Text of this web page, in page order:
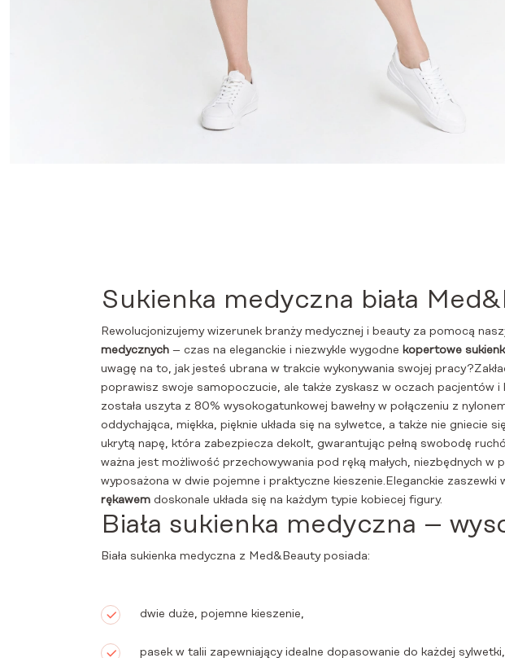
Sukienka medyczna biała
Rewolucjonizujemy wizerunek branży medycznej i beauty za pomocą
medycznych – czas na eleganckie i niezwykle wygodne kopertowe
uwagę na to, jak jesteś ubrana w trakcie wykonywania swojej
poprawisz swoje samopoczucie, ale także zyskasz w oczach pacjentów i
została uszyta z 80% wysokogatunkowej bawełny w połączeniu z
oddychająca, miękka, pięknie układa się na sylwetce, a także nie gniecie
ukrytą napę, która zabezpiecza dekolt, gwarantując pełną swobodę
ważna jest możliwość przechowywania pod ręką małych, niezbędnych w
wyposażona w dwie pojemne i praktyczne kieszenie.Eleganckie
rękawem doskonale układa się na każdym typie kobiecej figury.
Biała sukienka medyczna –
Biała sukienka medyczna z Med&Beauty posiada:
dwie duże, pojemne kieszenie,
pasek w talii zapewniający idealne dopasowanie do każdej sylwetki,